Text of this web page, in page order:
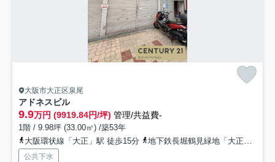
大阪市大正区泉尾
アドネスビル
9.9万円 (9919.84円/坪) 管理/共益費-
1階 / 9.98坪 (33.00㎡) /築53年
大阪環状線「大正」駅 徒歩15分
地下鉄長堀鶴見緑地「大正」駅 徒歩15分
公共下水